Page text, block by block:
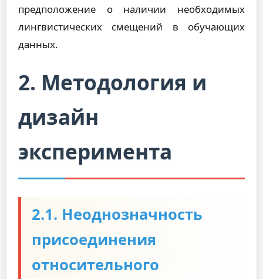
предположение о наличии необходимых
лингвистических смещений в обучающих
данных.
2. Методология и
дизайн
эксперимента
2.1. Неоднозначность
присоединения
относительного